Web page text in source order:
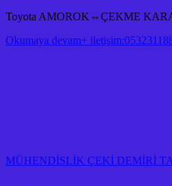
Toyota AMOROK⇔ÇEKME
Okumaya devam+
MÜHENDİSLİK ÇEKİ DEMİRİ